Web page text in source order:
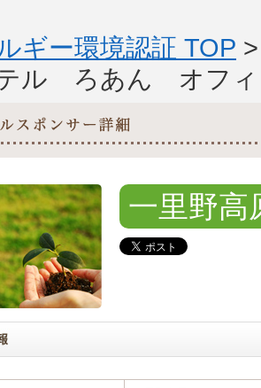
ギー環境認証 TOP
ル ろあん オフィ
一里野